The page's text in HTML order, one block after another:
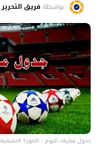
بواسطة فريق التحرير
جدول مباريات اليوم - الصورة الحقيقية